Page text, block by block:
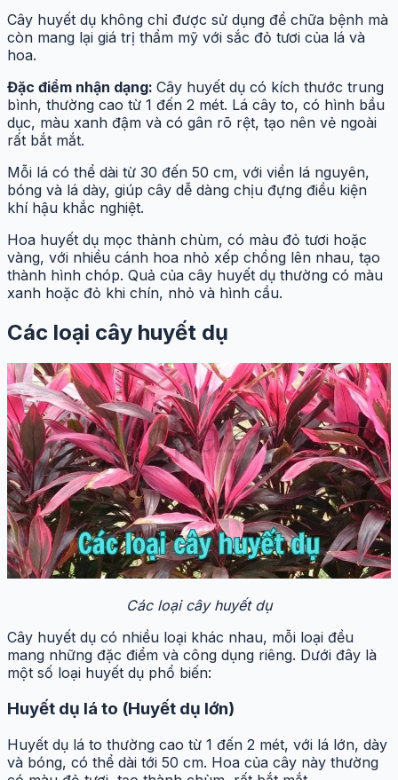
Cây huyết dụ không chỉ được sử dụng để chữa bệnh mà
còn mang lại giá trị thẩm mỹ với sắc đỏ tươi của lá và
hoa.
Đặc điểm nhận dạng: Cây huyết dụ có kích thước trung
bình, thường cao từ 1 đến 2 mét. Lá cây to, có hình bầu
dục, màu xanh đậm và có gân rõ rệt, tạo nên vẻ ngoài
rất bắt mắt.
Mỗi lá có thể dài từ 30 đến 50 cm, với viền lá nguyên,
bóng và lá dày, giúp cây dễ dàng chịu đựng điều kiện
khí hậu khắc nghiệt.
Hoa huyết dụ mọc thành chùm, có màu đỏ tươi hoặc
vàng, với nhiều cánh hoa nhỏ xếp chồng lên nhau, tạo
thành hình chóp. Quả của cây huyết dụ thường có màu
xanh hoặc đỏ khi chín, nhỏ và hình cầu.
Các loại cây huyết dụ
Các loại cây huyết dụ
Cây huyết dụ có nhiều loại khác nhau, mỗi loại đều
mang những đặc điểm và công dụng riêng. Dưới đây là
một số loại huyết dụ phổ biến:
Huyết dụ lá to (Huyết dụ lớn)
Huyết dụ lá to thường cao từ 1 đến 2 mét, với lá lớn, dày
và bóng, có thể dài tới 50 cm. Hoa của cây này thường